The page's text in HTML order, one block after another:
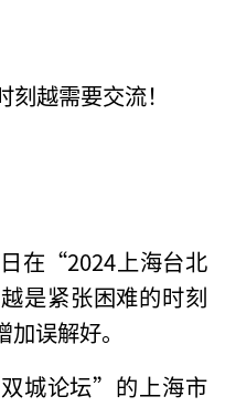
越需要交流！
在“2024上海台北
是紧张困难的时刻
误解好。
城论坛”的上海市